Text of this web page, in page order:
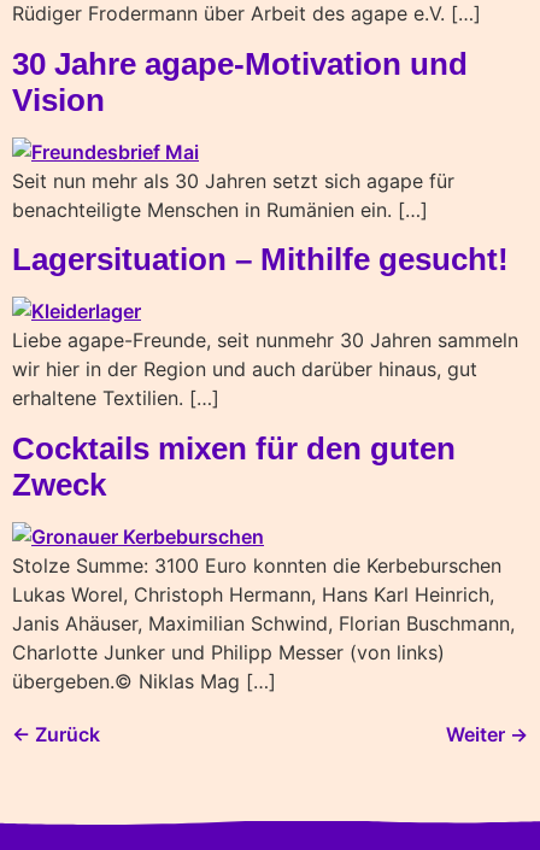
Rüdiger Frodermann über Arbeit des agape e.V. […]
30 Jahre agape-Motivation und
Vision
Seit nun mehr als 30 Jahren setzt sich agape für
benachteiligte Menschen in Rumänien ein. […]
Lagersituation – Mithilfe gesucht!
Liebe agape-Freunde, seit nunmehr 30 Jahren sammeln
wir hier in der Region und auch darüber hinaus, gut
erhaltene Textilien. […]
Cocktails mixen für den guten
Zweck
Stolze Summe: 3100 Euro konnten die Kerbeburschen
Lukas Worel, Christoph Hermann, Hans Karl Heinrich,
Janis Ahäuser, Maximilian Schwind, Florian Buschmann,
Charlotte Junker und Philipp Messer (von links)
übergeben.© Niklas Mag […]
← Zurück Weiter →